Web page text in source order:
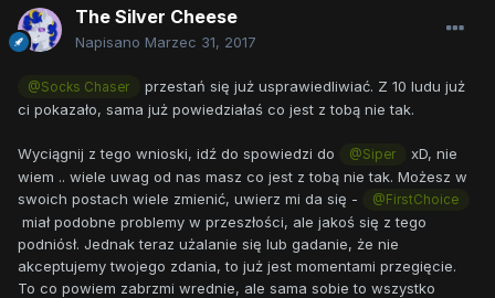
The Silver Cheese
Napisano Marzec 31, 2017
@Socks Chaser
przestań się już usprawiedliwiać. Z 10 ludu już
ci pokazało, sama już powiedziałaś co jest z tobą nie tak.
Wyciągnij z tego wnioski, idź do spowiedzi do @Siper
xD, nie
wiem .. wiele uwag od nas masz co jest z tobą nie tak. Możesz w
swoich postach wiele zmienić, uwierz mi da się -
@FirstChoice
miał podobne problemy w przeszłości, ale jakoś się z tego
podniósł. Jednak teraz użalanie się lub gadanie, że nie
akceptujemy twojego zdania, to już jest momentami przegięcie.
To co powiem zabrzmi wrednie, ale sama sobie to wszystko